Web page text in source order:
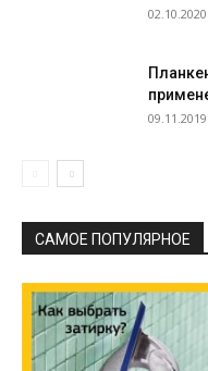
02.10.2020
09.11.2019
САМОЕ ПОПУЛЯРНОЕ